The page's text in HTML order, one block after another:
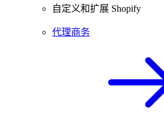
自定义和扩展 Shopify
代理商务